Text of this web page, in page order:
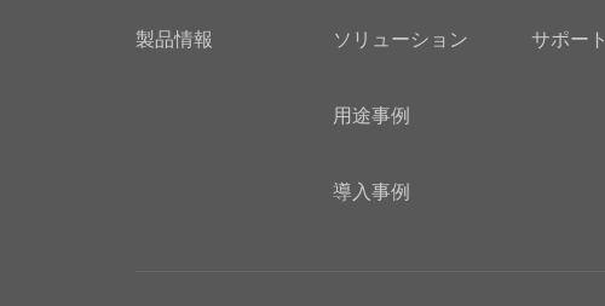
製品情報 ソリューション
用途事例
導入事例
サポート